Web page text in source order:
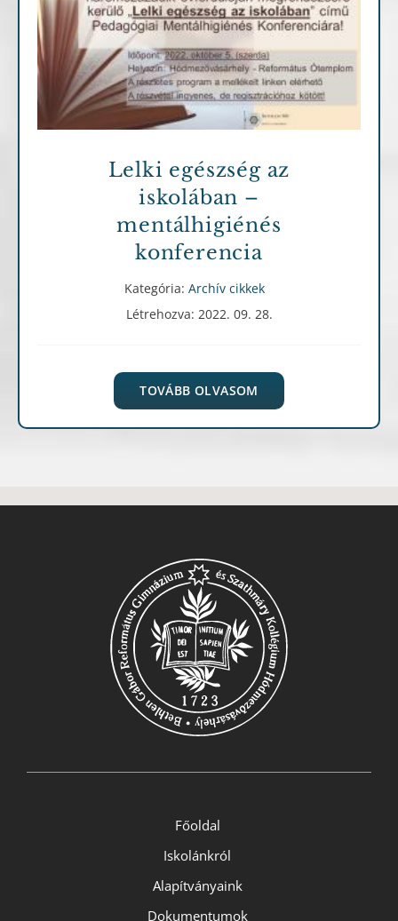
Archív cikkek
Lelki egészség az
iskolában –
mentálhigiénés
konferencia
Kategória: Archív cikkek
Létrehozva: 2022. 09. 28.
TOVÁBB OLVASOM
Főoldal
Iskolánkról
Alapítványaink
Dokumentumok